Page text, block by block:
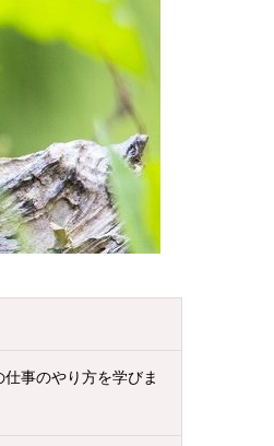
事のやり方を学びま